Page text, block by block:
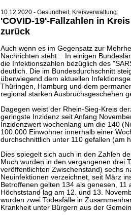
10.12.2020 - Gesundheit, Kreisverwaltung:
'COVID-19'-Fallzahlen in
zurück
Auch wenn es im Gegensatz zur
Nachrichten steht : In einigen
die Infektionszahlen bezüglich des
deutlich. Die im Bundesdurchschnitt
überwiegend dem aktuellen
Thüringen, Hamburg und dem
regional starken Ausbruchsgeschehen
Dagegen weist der Rhein-Sieg-Kreis
geringste Inzidenz seit Anfang
Inzidenzwert wochenlang um die 140
100.000 Einwohner innerhalb einer
durchschnittlich unter 110 gefallen (am
Dies spiegelt sich auch in den Zahlen
Much wurden in den vergangenen drei
veröffentlichten Zwischenstand) sechs
Neuinfektionen verzeichnet, seit März
Betroffenen gelten 134 als genesen, 11
Höchststand lag am 12. und 13.
wurden zwei Todesfälle in
Krankheit unter Bürgern aus der